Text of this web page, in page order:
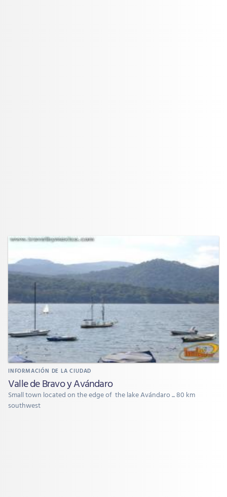
INFORMACIÓN DE LA CIUDAD
Valle de Bravo y Avándaro
Small town located on the edge of the lake Avándaro ... 80 km
southwest